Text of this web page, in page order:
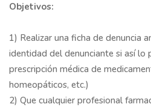
Objetivos:
1) Realizar una ficha de denuncia
identidad del denunciante si así lo
prescripción médica de
homeopáticos, etc.)
2) Que cualquier profesional